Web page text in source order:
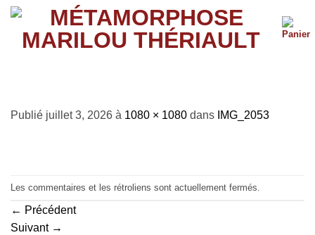
Passer
contenu
Publié juillet 3, 2026 à 1080 × 1080 dans IMG_2053
Les commentaires et les rétroliens sont actuellement fermés.
← Précédent
Suivant →